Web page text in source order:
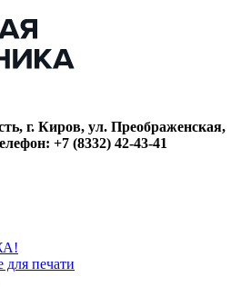
г. Киров, ул. Преображенская,
+7 (8332) 42-43-41
для печати